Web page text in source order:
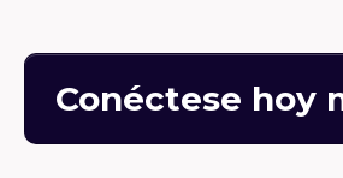
Conéctese hoy